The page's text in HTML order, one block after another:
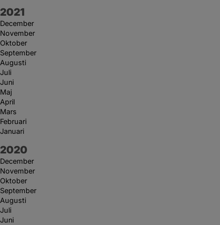
År:
2021
December
November
Oktober
September
Augusti
Juli
Juni
Maj
April
Mars
Februari
Januari
År:
2020
December
November
Oktober
September
Augusti
Juli
Juni